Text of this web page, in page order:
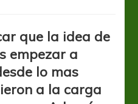
construir
una
muralla
que la idea de
empezar a
lo mas
a la carga